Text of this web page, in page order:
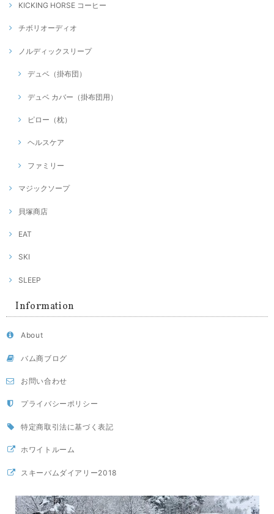
KICKING HORSE コーヒー
チボリオーディオ
ノルディックスリープ
デュベ（掛布団）
デュベ カバー（掛布団用）
ピロー（枕）
ヘルスケア
ファミリー
マジックソープ
貝塚商店
EAT
SKI
SLEEP
Information
About
バム商ブログ
お問い合わせ
プライバシーポリシー
特定商取引法に基づく表記
ホワイトルーム
スキーバムダイアリー2018